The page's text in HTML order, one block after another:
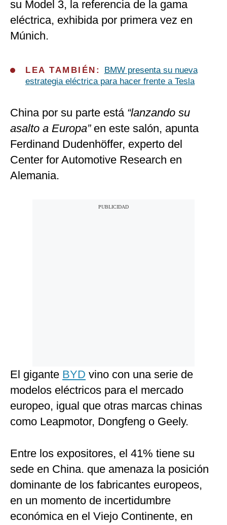
su Model 3, la referencia de la gama
eléctrica, exhibida por primera vez en
Múnich.
LEA TAMBIÉN:
BMW presenta su nueva
estrategia eléctrica para hacer frente a Tesla
China por su parte está “lanzando su
asalto a Europa”en este salón, apunta
Ferdinand Dudenhöffer, experto del
Center for Automotive Research en
Alemania.
El gigante BYD vino con una serie de
modelos eléctricos para el mercado
europeo, igual que otras marcas chinas
como Leapmotor, Dongfeng o Geely.
Entre los expositores, el 41% tiene su
sede en China. que amenaza la posición
dominante de los fabricantes europeos,
en un momento de incertidumbre
económica en el Viejo Continente, en